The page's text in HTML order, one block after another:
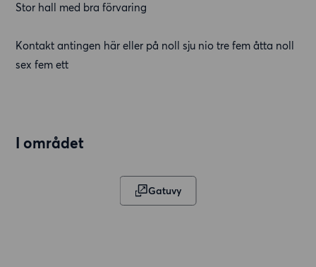
Stor hall med bra förvaring
Kontakt antingen här eller på noll sju nio tre fem åtta noll
sex fem ett
I området
Gatuvy